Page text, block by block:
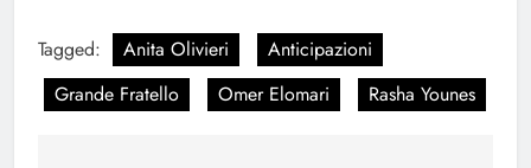
Tagged: Anita Olivieri
Anticipazioni
Grande Fratello
Omer Elomari Rasha Younes